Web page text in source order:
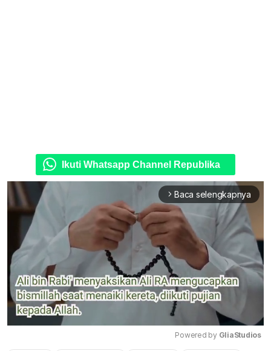
Ikuti Whatsapp Channel Republika
arrow_forward_ios Baca selengkapnya
Powered by GliaStudios